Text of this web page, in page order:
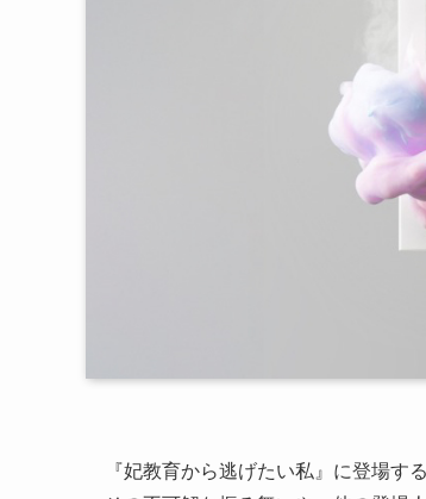
『妃教育から逃げたい私』に登場す